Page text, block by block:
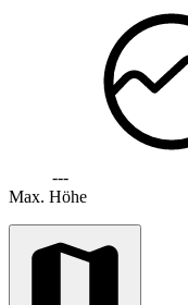
---
Max. Höhe